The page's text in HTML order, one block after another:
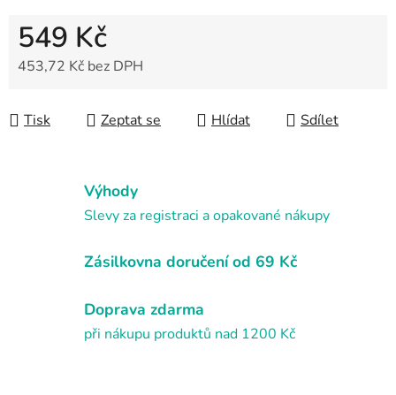
549 Kč
453,72 Kč bez DPH
Tisk
Zeptat se Hlídat Sdílet
Výhody
Slevy za registraci a opakované nákupy
Zásilkovna doručení od 69 Kč
Doprava zdarma
při nákupu produktů nad 1200 Kč